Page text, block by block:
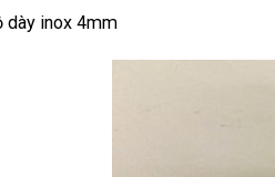
dày inox 4mm